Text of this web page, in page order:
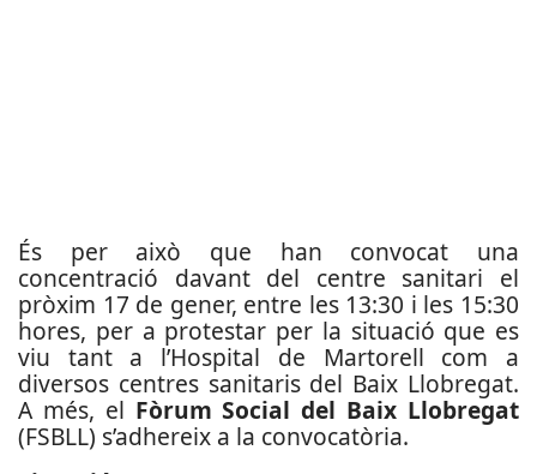
És per això que han convocat una
concentració davant del centre sanitari el
pròxim 17 de gener, entre les 13:30 i les 15:30
hores, per a protestar per la situació que es
viu tant a l’Hospital de Martorell com a
diversos centres sanitaris del Baix Llobregat.
A més, el Fòrum Social del Baix Llobregat
(FSBLL) s’adhereix a la convocatòria.